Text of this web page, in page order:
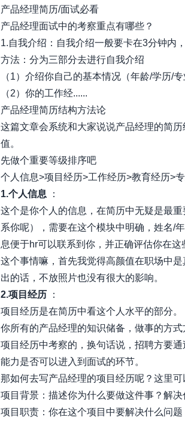
产品经理简历/面试必看
产品经理面试中的考察重点有哪些？
1.自我介绍：自我介绍一般要卡在3分钟内
方法：分为三部分去进行自我介绍
（1）介绍你自己的基本情况（年龄/学历/专
（2）你的工作经......
产品经理简历结构方法论
这篇文章会系统和大家说说产品经理的简
值。
先做个重要等级排序吧
个人信息>项目经历>工作经历>教育经历>
1.个人信息 ：
这个是你个人的信息，在简历中无疑是最
系你呢），需要在这个模块中明确，姓名/
息便于hr可以联系到你，并正确评估你在
这个事情嘛，首先我觉得高颜值在职场中
出的话，不放照片也没有很大的影响。
2.项目经历：
项目经历是在简历中看这个人水平的部分。
你所有的产品经理的知识储备，做事的方
项目经历中考察的，换句话说，招聘方要
能力是否可以进入到面试的环节。
那如何去写产品经理的项目经历呢？这里
项目背景：描述你为什么要做这件事？解决
项目职责：你在这个项目中要解决什么问